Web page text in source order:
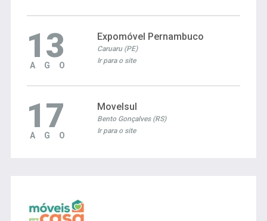
13
AGO
Expomóvel Pernambuco
Caruaru (PE)
Ir para o site
17
AGO
Movelsul
Bento Gonçalves (RS)
Ir para o site